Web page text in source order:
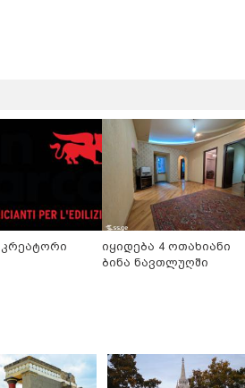
იყიდება 4 ოთახიანი
ბინა ნავთლუღში